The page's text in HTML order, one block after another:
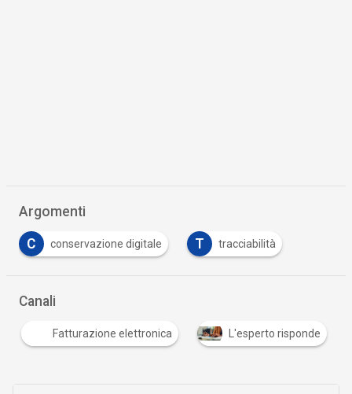
Argomenti
C conservazione digitale T tracciabilità
Canali
Fatturazione elettronica L'esperto risponde